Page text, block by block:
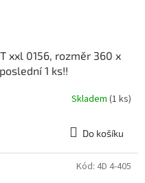
xxl 0156, rozměr 360 x
1 ks!!
Skladem (1 ks)
Do košíku
Kód: 4D 4-405